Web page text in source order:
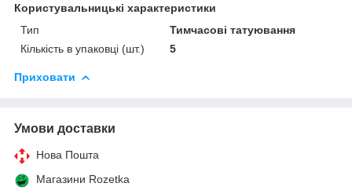
Користувальницькі характеристики
Тип
Тимчасові татуювання
Кількість в упаковці (шт.)
5
Приховати
Умови доставки
Нова Пошта
Магазини Rozetka